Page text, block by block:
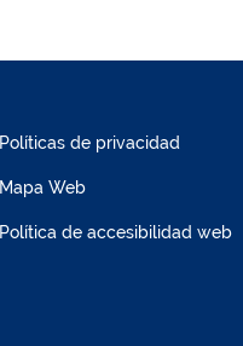
Políticas de privacidad
Mapa Web
Política de accesibilidad web